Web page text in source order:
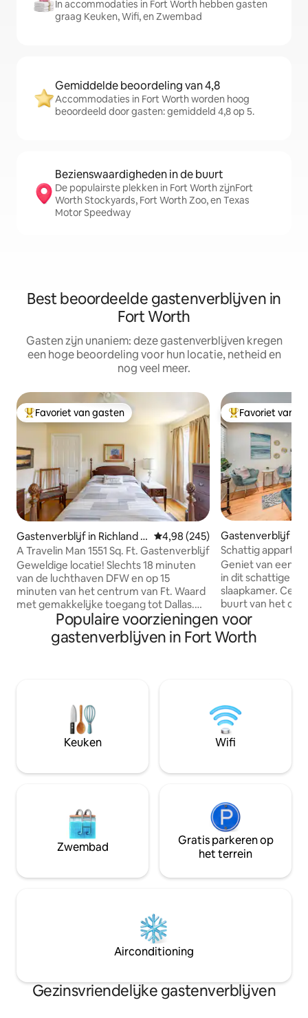
In accommodaties in Fort Worth hebben gasten
graag Keuken, Wifi, en Zwembad
Gemiddelde beoordeling van 4,8
Accommodaties in Fort Worth worden hoog
beoordeeld door gasten: gemiddeld 4,8 op 5.
Bezienswaardigheden in de buurt
De populairste plekken in Fort Worth zijnFort
Worth Stockyards, Fort Worth Zoo, en Texas
Motor Speedway
Best beoordeelde gastenverblijven in
Fort Worth
Gasten zijn unaniem: deze gastenverblijven kregen
een hoge beoordeling voor hun locatie, netheid en
nog veel meer.
Topfavoriet van gasten
Favoriet van gasten
Gastenverblijf in Richland H
ills
Gemiddelde beoordeling van
4,98 (245)
A Travelin Man 1551 Sq. Ft. Gastenverblijf
Geweldige locatie! Slechts 18 minuten
van de luchthaven DFW en op 15
minuten van het centrum van Ft. Waard
met gemakkelijke toegang tot Dallas.
Woning is volledig uitgerust. De
Secundaire Eenheid is gewijd aan
Airbnb. Slechts één (1) gast is
onmiddellijke verwijdering uit de
woning. De woning omvat totale privacy,
grote keuken, studeerkamer, dinette en
badkamer. Eigen oprit met gecodeerde
Topfavoriet van
Favoriet van
Gastenverblijf in
Heights
Schattig
Dickies, het
Geniet van een
in dit schattige
slaapkamer.
buurt van het
TCU en meer! Dit
op de tweede
voorzieningen,
direct buiten,
appartement. Je
van een eigen
waar je kunt
Populaire voorzieningen voor
gastenverblijven in Fort Worth
Keuken Wifi
Zwembad
Gratis parkeren op
het terrein
Airconditioning
Gezinsvriendelijke gastenverblijven